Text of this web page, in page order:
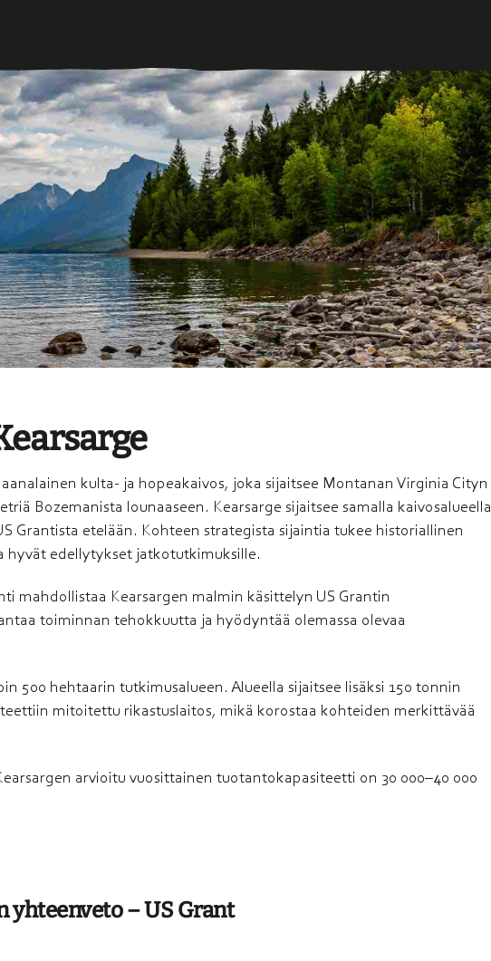
kulta- ja hopeakaivos, joka sijaitsee Montanan Virginia Cityn
Bozemanista lounaaseen. Kearsarge sijaitsee samalla kaivosalueella
Grantista etelään. Kohteen strategista sijaintia tukee historiallinen
hyvät edellytykset jatkotutkimuksille.
mahdollistaa Kearsargen malmin käsittelyn US Grantin
toiminnan tehokkuutta ja hyödyntää olemassa olevaa
500 hehtaarin tutkimusalueen. Alueella sijaitsee lisäksi 150 tonnin
mitoitettu rikastuslaitos, mikä korostaa kohteiden merkittävää
arvioitu vuosittainen tuotantokapasiteetti on 30 000–40 000
yhteenveto – US Grant